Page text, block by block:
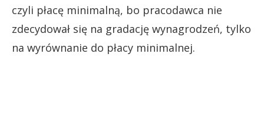
czyli płacę minimalną, bo pracodawca nie
zdecydował się na gradację wynagrodzeń, tylko
na wyrównanie do płacy minimalnej.